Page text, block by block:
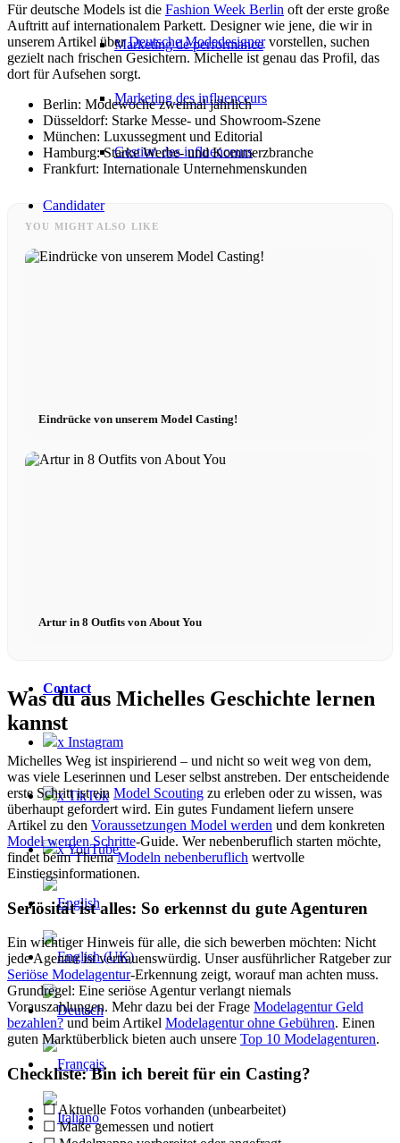
Marketing de performance
Marketing des influenceurs
Gestion des influenceurs
Candidater
Devenir mannequin 2026
Fashion Weeks
Contact
x Instagram
x TikTok
x YouTube
Für deutsche Models ist die Fashion Week Berlin oft der erste große
Auftritt auf internationalem Parkett. Designer wie jene, die wir in
unserem Artikel überDeutsche Modedesignervorstellen, suchen
gezielt nach frischen Gesichtern. Michelle ist genau das Profil, das
dort für Aufsehen sorgt.
Berlin: Modewoche zweimal jährlich
Düsseldorf: Starke Messe- und Showroom-Szene
München: Luxussegment und Editorial
Hamburg: Starke Werbe- und Kommerzbranche
Frankfurt: Internationale Unternehmenskunden
YOU MIGHT ALSO LIKE
Eindrücke von unserem Model Casting!
Artur in 8 Outfits von About You
Was du aus Michelles Geschichte lernen
kannst
Michelles Weg ist inspirierend – und nicht so weit weg von dem,
was viele Leserinnen und Leser selbst anstreben. Der entscheidende
erste Schritt ist ein Model Scouting zu erleben oder zu wissen, was
überhaupt gefordert wird. Ein gutes Fundament liefern unsere
Artikel zu den Voraussetzungen Model werden und dem konkreten
Model werden Schritte-Guide. Wer nebenberuflich starten möchte,
findet beim ThemaModeln nebenberuflich wertvolle
Einstiegsinformationen.
Seriösität ist alles: So erkennst du gute Agenturen
Ein wichtiger Hinweis für alle, die sich bewerben möchten: Nicht
jede Agentur ist vertrauenswürdig. Unser ausführlicher Ratgeber zur
Seriöse Modelagentur-Erkennung zeigt, worauf man achten muss.
Grundregel: Eine seriöse Agentur verlangt niemals
Vorauszahlungen. Mehr dazu bei der Frage Modelagentur Geld
bezahlen? und beim Artikel Modelagentur ohne Gebühren. Einen
guten Marktüberblick bieten auch unsere Top 10 Modelagenturen.
Checkliste: Bin ich bereit für ein Casting?
☐ Aktuelle Fotos vorhanden (unbearbeitet)
☐ Maße gemessen und notiert